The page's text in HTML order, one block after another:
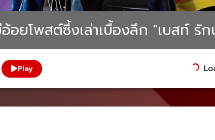
อยโพสต์ซึ้งเล่าเบื้องลึก "เบสท์ รั
Play